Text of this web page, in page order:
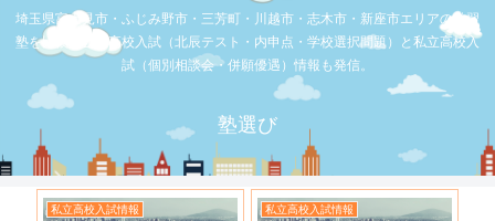
埼玉県富士見市・ふじみ野市・三芳町・川越市・志木市・新座市エリアの学習
塾を比較。公立高校入試（北辰テスト・内申点・学校選択問題）と私立高校入
試（個別相談会・併願優遇）情報も発信。
塾選び
私立高校入試情報 私立高校入試情報 お店の覆